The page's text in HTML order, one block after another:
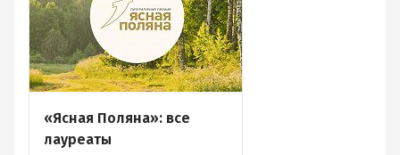
«Ясная Поляна»: все
лауреаты